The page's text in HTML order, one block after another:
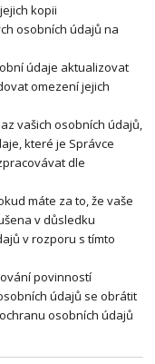
kopii
osobních údajů na
údaje aktualizovat
omezení jejich
vašich osobních údajů,
které je Správce
dle
máte za to, že vaše
v důsledku
v rozporu s tímto
povinností
údajů se obrátit
osobních údajů